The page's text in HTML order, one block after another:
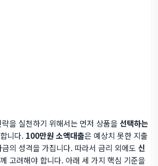
을 실천하기 위해서는 먼저 상품을선택하는
니다. 100만원 소액대출은 예상치 못한 지출
의 성격을 가집니다. 따라서 금리 외에도 신
고려해야 합니다. 아래 세 가지 핵심 기준을